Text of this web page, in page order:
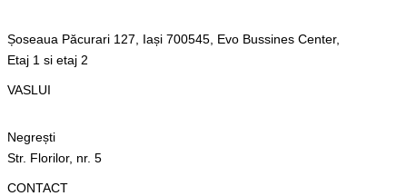
Șoseaua Păcurari 127, Iași 700545, Evo Bussines Center,
Etaj 1 si etaj 2
VASLUI
Negrești
Str. Florilor, nr. 5
CONTACT